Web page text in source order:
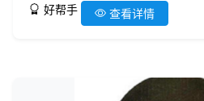
好帮手 查看详情